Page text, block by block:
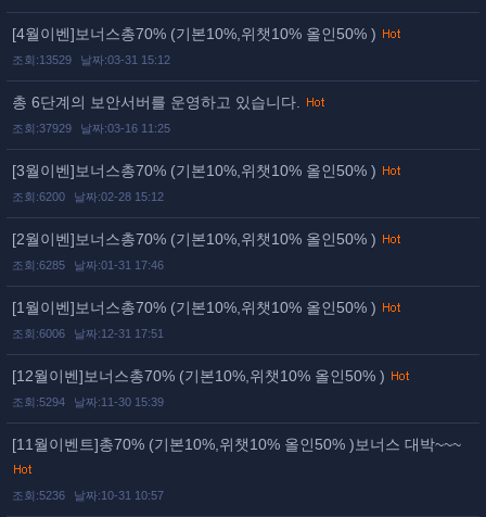
[4월이벤]보너스총70% (기본10%,위챗10% 올인50% )
조회:13529 날짜:03-31 15:12
총 6단계의 보안서버를 운영하고 있습니다.
조회:37929 날짜:03-16 11:25
[3월이벤]보너스총70% (기본10%,위챗10% 올인50% )
조회:6200 날짜:02-28 15:12
[2월이벤]보너스총70% (기본10%,위챗10% 올인50% )
조회:6285 날짜:01-31 17:46
[1월이벤]보너스총70% (기본10%,위챗10% 올인50% )
조회:6006 날짜:12-31 17:51
[12월이벤]보너스총70% (기본10%,위챗10% 올인50% )
조회:5294 날짜:11-30 15:39
[11월이벤트]총70% (기본10%,위챗10% 올인50% )보너스 대박~~~
조회:5236 날짜:10-31 10:57